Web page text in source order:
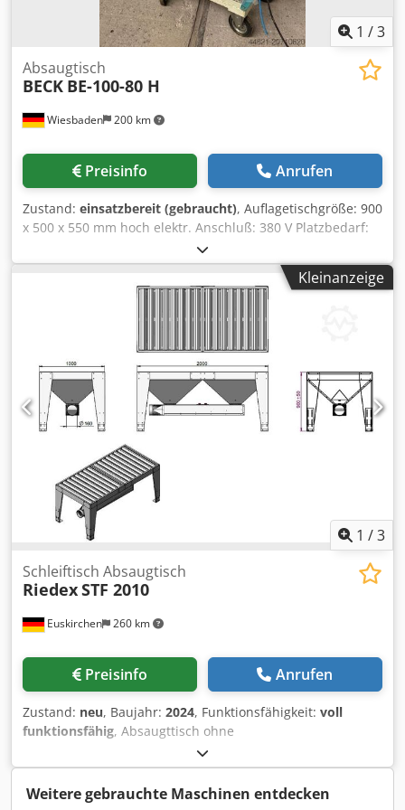
1 /3
Wiesbaden 200 km
Absaugtisch
BECK BE-100-80 H
Preisinfo Anrufen
Zustand: einsatzbereit (gebraucht), Auflagetischgröße: 900
x 500 x 550 mm hoch elektr. Anschluß: 380 V Platzbedarf:
1050 x 1050 x 1800 mm hoch Gewicht: 180 kg Csdox Ebh
Rspfx Acysha
Kleinanzeige
1 /3
Euskirchen 260 km
Schleiftisch Absaugtisch
RiedexSTF 2010
Preisinfo Anrufen
Zustand: neu, Baujahr: 2024, Funktionsfähigkeit: voll
funktionsfähig, Absaugttisch ohne
Rückwand/Seitenwände Cedpfeuzf Ihsx Acyjha Technische
Daten: Arbeitsfläche: 2.000 x 1.000 mm Arbeitshöhe: 850-
950 mm (manuelle Verstellung) Breite: 2250 mm (inklusive
Weitere gebrauchte Maschinen entdecken